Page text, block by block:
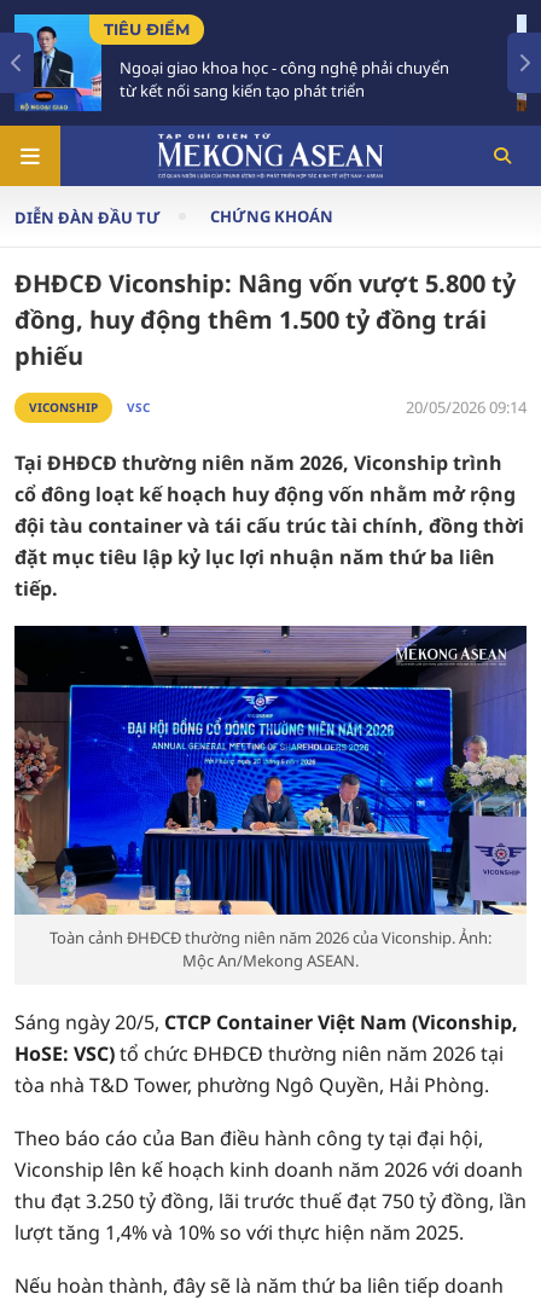
phải chuyển
Tăng trưởng trong không gian
Phải xây dựng thực lực đủ mạnh
DIỄN ĐÀN ĐẦU TƯ CHỨNG KHOÁN
ĐHĐCĐ Viconship: Nâng vốn vượt 5.800 tỷ
đồng, huy động thêm 1.500 tỷ đồng trái
phiếu
VICONSHIP VSC 20/05/2026 09:14
Tại ĐHĐCĐ thường niên năm 2026, Viconship trình
cổ đông loạt kế hoạch huy động vốn nhằm mở rộng
đội tàu container và tái cấu trúc tài chính, đồng thời
đặt mục tiêu lập kỷ lục lợi nhuận năm thứ ba liên
tiếp.
Toàn cảnh ĐHĐCĐ thường niên năm 2026 của Viconship. Ảnh:
Mộc An/Mekong ASEAN.
Sáng ngày 20/5, CTCP Container Việt Nam (Viconship,
HoSE: VSC)tổ chức ĐHĐCĐ thường niên năm 2026 tại
tòa nhà T&D Tower, phường Ngô Quyền, Hải Phòng.
Theo báo cáo của Ban điều hành công ty tại đại hội,
Viconship lên kế hoạch kinh doanh năm 2026 với doanh
thu đạt 3.250 tỷ đồng, lãi trước thuế đạt 750 tỷ đồng, lần
lượt tăng 1,4% và 10% so với thực hiện năm 2025.
Nếu hoàn thành, đây sẽ là năm thứ ba liên tiếp doanh